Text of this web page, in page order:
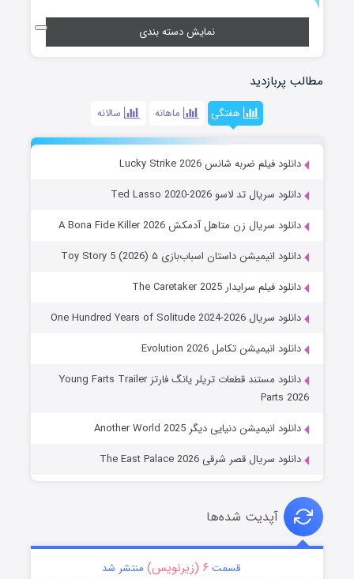
نمایش دسته بندی
مطالب پربازدید
هفتگی ماهانه سالانه
دانلود فیلم ضربه شانس Lucky Strike 2026
دانلود سریال تد لاسو Ted Lasso 2020-2026
دانلود سریال زن متاهل آدمکش A Bona Fide Killer 2026
دانلود انیمیشن داستان اسباب‌بازی ۵ Toy Story 5 (2026)
دانلود فیلم سرایدار The Caretaker 2025
دانلود سریال One Hundred Years of Solitude 2024-2026
دانلود انیمیشن تکامل Evolution 2026
دانلود مستند قطعات تریلر یانگ فارتز Young Farts Trailer
Parts 2026
دانلود انیمیشن دنیایی دیگر Another World 2025
دانلود سریال قصر شرقی The East Palace 2026
آپدیت شده‌ها
قسمت ۶ (زیرنویس) منتشر شد